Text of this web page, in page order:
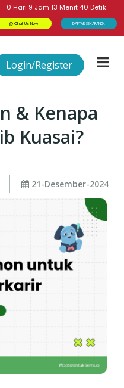
0 Hari 9 Jam 13 Menit 40 Detik
Chat Us Now DAFTAR SEKARANG!
Login/Register
& Kenapa
Kuasai?
21-Desember-2024